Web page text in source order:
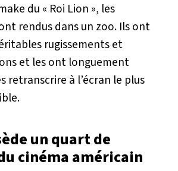
du « Roi Lion », les
rendus dans un zoo. Ils ont
rugissements et
et les ont longuement
retranscrire à l’écran le plus
un quart de
cinéma américain